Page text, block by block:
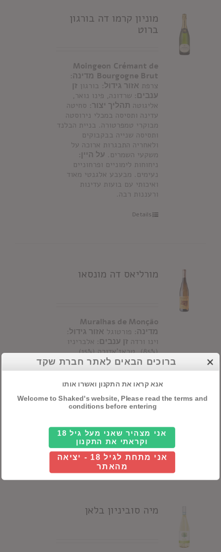
מוניון קרמו דה בורגון
ברוט
Moingeon Crémant de
Bourgogne Brut מדינה:
צרפת אזור גידול: בורגון זן
ענבים: שרדונה, פינו נואר,
אליגוטה תהליך יצור: סחיטה
עדינה ותסיסה במכלי נירוסטה
מבוקרי טמפרטורה. בניית הבלנד
ותסיסה שנייה בבקבוקים
ולאחריה התבגרות ארוכה על
משקעי השמרים. על היין:
ניחוחות לימוניים ופרחוניים
נעימים. מבעבע אלגנטי מאוד
ואיכותי עם בועות עדינות
ורעננות רבה.
Details
מורליאס דה מונסאו
Muralhas de Monção
מדינה: פורטוגל אזור גידול:
וינו ורדה זן ענבים: אלבריניו
(85%), טראז'אדורה (15%)
תהליך יצור:תסיסה קרה במכלי
נירוסטה מבוקרי טמפרטורה.על
היין:בעל אופי פירותי מובהק
עם ניחוחות של אפרסק ומשמש
אופייניים לזן הענבים. יין מהנה
מאוד עם רעננות רבה ואיזון
Spectator (בציר 2023)
Details
מיה סוביניון בלאן
ברוכים הבאים לאתר חברת שקד
אנא קראו את התקנון ואשרו אותו
Welcome to Shaked's website, Please read the terms and
conditions before entering
אני מצהיר שאני מעל גיל 18
וקראתי את התקנון
אני מתחת לגיל 18 - יציאה
מהאתר